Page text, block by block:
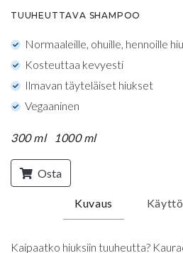
TUUHEUTTAVA SHAMPOO
Normaaleille, ohuille, hennoille
Kosteuttaa kevyesti
Ilmavan täyteläiset hiukset
Vegaaninen
300 ml 1000 ml
Osta
Kuvaus Käyttö
Kaipaatko hiuksiin tuuheutta?